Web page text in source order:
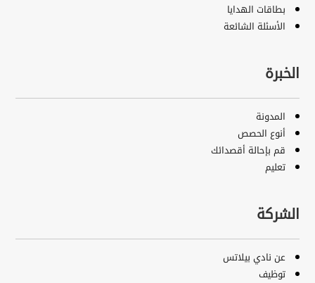
بطاقات الهدايا
الأسئلة الشائعة
الخبرة
المدونة
أنوع الحصص
قم بإحالة أقصدائك
تعليم
الشركة
عن نادي بيلاتس
توظيف